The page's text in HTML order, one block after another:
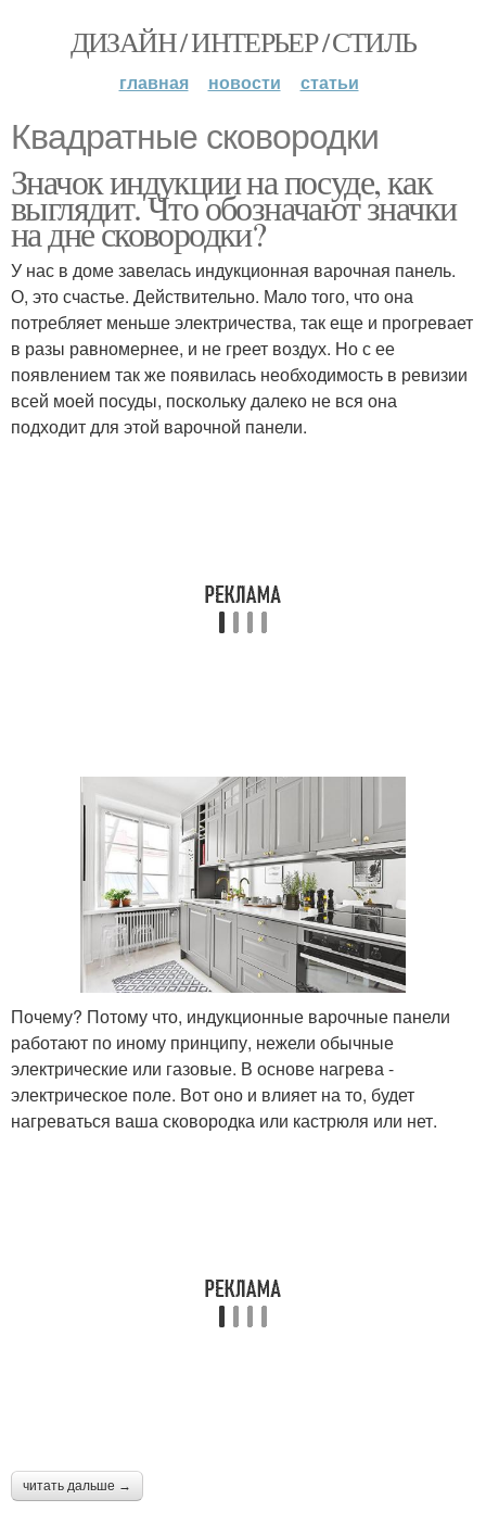
ДИЗАЙН / ИНТЕРЬЕР / СТИЛЬ
главная новости статьи
Квадратные сковородки
Значок индукции на посуде, как
выглядит. Что обозначают значки
на дне сковородки?
У нас в доме завелась индукционная варочная панель.
О, это счастье. Действительно. Мало того, что она
потребляет меньше электричества, так еще и прогревает
в разы равномернее, и не греет воздух. Но с ее
появлением так же появилась необходимость в ревизии
всей моей посуды, поскольку далеко не вся она
подходит для этой варочной панели.
Почему? Потому что, индукционные варочные панели
работают по иному принципу, нежели обычные
электрические или газовые. В основе нагрева -
электрическое поле. Вот оно и влияет на то, будет
нагреваться ваша сковородка или кастрюля или нет.
читать дальше →